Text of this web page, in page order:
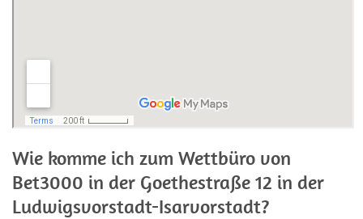
Wie komme ich zum Wettbüro von
Bet3000 in der Goethestraße 12 in der
Ludwigsvorstadt-Isarvorstadt?